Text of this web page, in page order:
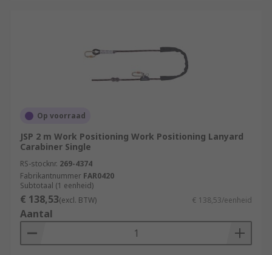
Op voorraad
JSP 2 m Work Positioning Work Positioning Lanyard
Carabiner Single
RS-stocknr. 269-4374
Fabrikantnummer FAR0420
Subtotaal (1 eenheid)
€ 138,53(excl. BTW) € 138,53/eenheid
Aantal